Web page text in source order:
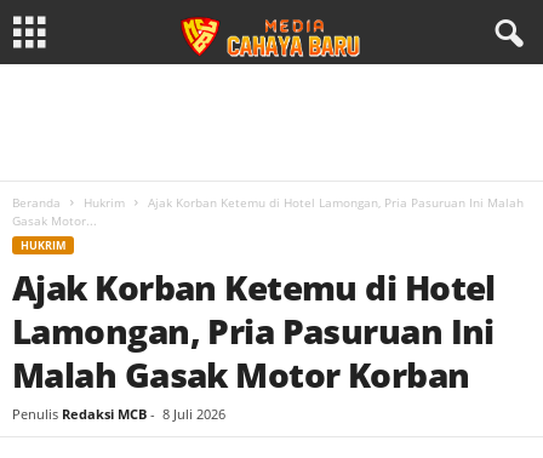
Beranda Hukrim
Ajak Korban Ketemu di Hotel Lamongan, Pria Pasuruan Ini Malah
Gasak Motor...
HUKRIM
Ajak Korban Ketemu di Hotel
Lamongan, Pria Pasuruan Ini
Malah Gasak Motor Korban
Penulis Redaksi MCB - 8 Juli 2026